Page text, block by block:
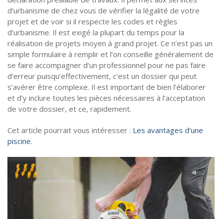
d’urbanisme de chez vous de vérifier la légalité de votre
projet et de voir si il respecte les codes et règles
d’urbanisme. Il est exigé la plupart du temps pour la
réalisation de projets moyen à grand projet. Ce n’est pas un
simple formulaire à remplir et l’on conseille généralement de
se faire accompagner d’un professionnel pour ne pas faire
d’erreur puisqu’effectivement, c’est un dossier qui peut
s’avérer être complexe. Il est important de bien l’élaborer
et d’y inclure toutes les pièces nécessaires à l’acceptation
de votre dossier, et ce, rapidement.
Cet article pourrait vous intéresser : Les avantages d’une
piscine.